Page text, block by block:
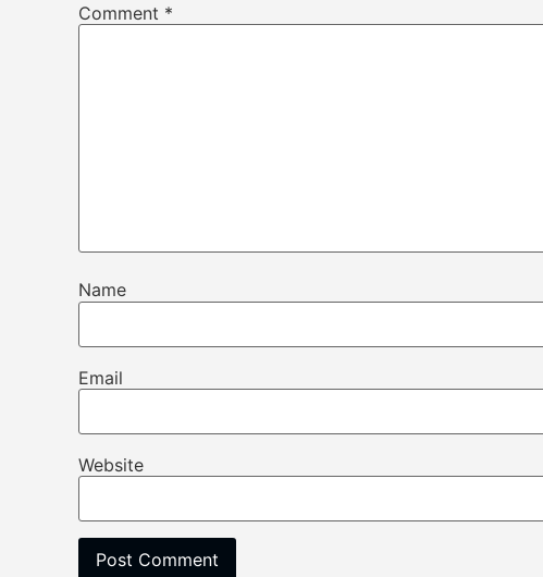
Comment *
Name
Email
Website